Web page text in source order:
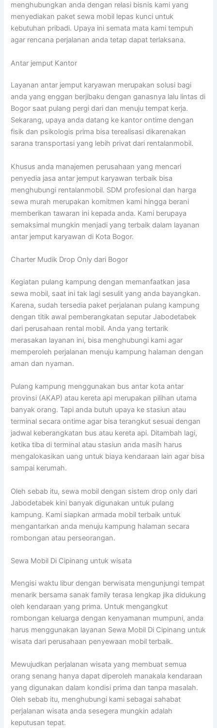
menghubungkan anda dengan relasi bisnis kami yang
menyediakan paket sewa mobil lepas kunci untuk
kebutuhan pribadi. Upaya ini semata mata kami tempuh
agar rencana perjalanan anda tetap dapat terlaksana.
Antar jemput Kantor
Layanan antar jemput karyawan merupakan solusi bagi
anda yang enggan berjibaku dengan ganasnya lalu lintas di
Bogor saat pulang pergi dari dan menuju tempat kerja.
Sekarang, upaya anda datang ke kantor ontime dengan
fisik dan psikologis prima bisa terealisasi dikarenakan
sarana transportasi yang lebih privat dari rentalanmobil.
Khusus anda manajemen perusahaan yang mencari
penyedia jasa antar jemput karyawan terbaik bisa
menghubungi rentalanmobil. SDM profesional dan harga
sewa murah merupakan komitmen kami hingga berani
memberikan tawaran ini kepada anda. Kami berupaya
semaksimal mungkin menjadi yang terbaik dalam layanan
antar jemput karyawan di Kota Bogor.
Charter Mudik Drop Only dari Bogor
Kegiatan pulang kampung dengan memanfaatkan jasa
sewa mobil, saat ini tak lagi sesulit yang anda bayangkan.
Karena, sudah tersedia paket perjalanan pulang kampung
dengan titik awal pemberangkatan seputar Jabodetabek
dari perusahaan rental mobil. Anda yang tertarik
merasakan layanan ini, bisa menghubungi kami agar
memperoleh perjalanan menuju kampung halaman dengan
aman dan nyaman.
Pulang kampung menggunakan bus antar kota antar
provinsi (AKAP) atau kereta api merupakan pilihan utama
banyak orang. Tapi anda butuh upaya ke stasiun atau
terminal secara ontime agar bisa terangkut sesuai dengan
jadwal keberangkatan bus atau kereta api. Ditambah lagi,
ketika tiba di terminal atau stasiun anda masih harus
mengalokasikan uang untuk biaya kendaraan lain agar bisa
sampai kerumah.
Oleh sebab itu, sewa mobil dengan sistem drop only dari
Jabodetabek kini banyak digunakan untuk pulang
kampung. Kami siapkan armada mobil terbaik untuk
mengantarkan anda menuju kampung halaman secara
rombongan atau perseorangan.
Sewa Mobil Di Cipinang untuk wisata
Mengisi waktu libur dengan berwisata mengunjungi tempat
menarik bersama sanak family terasa lengkap jika didukung
oleh kendaraan yang prima. Untuk mengangkut
rombongan keluarga dengan kenyamanan mumpuni, anda
harus menggunakan layanan Sewa Mobil Di Cipinang untuk
wisata dari perusahaan penyewaan mobil terbaik.
Mewujudkan perjalanan wisata yang membuat semua
orang senang hanya dapat diperoleh manakala kendaraan
yang digunakan dalam kondisi prima dan tanpa masalah.
Oleh sebab itu, menghubungi kami sebagai sahabat
perjalanan wisata anda sesegera mungkin adalah
keputusan tepat.